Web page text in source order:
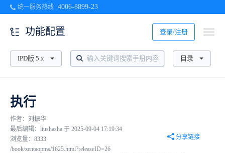
统一服务热线 4006-8899-23
登录/注册
功能配置
IPD版 5.x 目录
执行
作者：刘振华
最后编辑：liushasha 于 2025-09-04 17:19:34
浏览量：8333
分享链接
/book/zentaopms/1625.html?releaseID=26